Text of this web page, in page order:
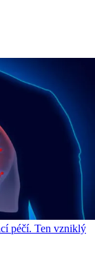
péčí. Ten vzniklý